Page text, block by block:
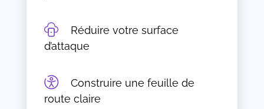
Réduire votre surface
d’attaque
Construire une feuille de
route claire